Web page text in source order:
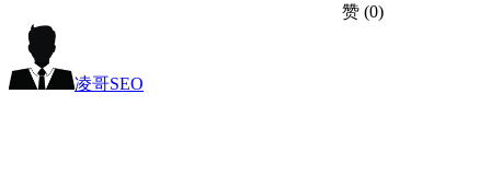
赞 (0)
凌哥SEO